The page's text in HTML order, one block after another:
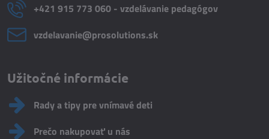
+421 915 773 060 - vzdelávanie pedagógov
vzdelavanie​@prosolutions​.sk
Užitočné informácie
Rady a tipy pre vnímavé deti
Prečo nakupovať u nás